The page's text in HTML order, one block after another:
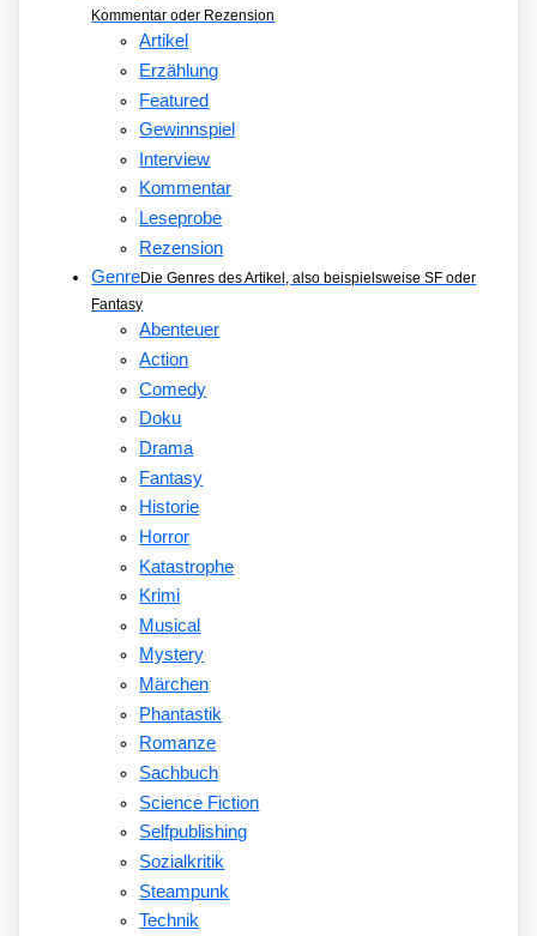
Kommentar oder Rezension
Artikel
Erzählung
Featured
Gewinnspiel
Interview
Kommentar
Leseprobe
Rezension
GenreDie Genres des Artikel, also beispielsweise SF oder
Fantasy
Abenteuer
Action
Comedy
Doku
Drama
Fantasy
Historie
Horror
Katastrophe
Krimi
Musical
Mystery
Märchen
Phantastik
Romanze
Sachbuch
Science Fiction
Selfpublishing
Sozialkritik
Steampunk
Technik